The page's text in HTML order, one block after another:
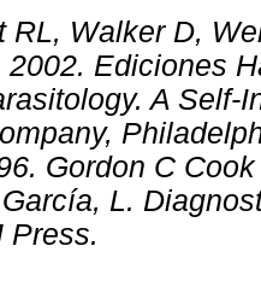
RL, Walker D,
2002. Ediciones
A Self-
Gordon C
L.
Press.